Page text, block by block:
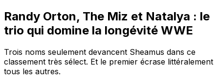
Randy Orton, The Miz et Natalya : le
trio qui domine la longévité WWE
Trois noms seulement devancent Sheamus dans ce
classement très sélect. Et le premier écrase littéralement
tous les autres.